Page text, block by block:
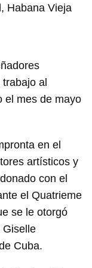
Habana Vieja
al
el mes de mayo
en el
artísticos y
con el
el Quatrieme
se le otorgó
Giselle
Cuba.